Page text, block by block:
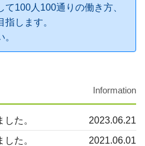
100人100通りの働き方、
します。
Information
た。
2023.06.21
た。
2021.06.01